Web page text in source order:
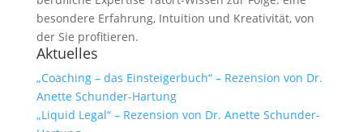
besondere Erfahrung, Intuition und Kreativität, von
der Sie profitieren.
Aktuelles
„Coaching – das Einsteigerbuch“ – Rezension von Dr.
Anette Schunder-Hartung
„Liquid Legal“ – Rezension von Dr. Anette Schunder-